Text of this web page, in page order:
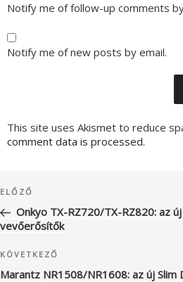
Notify me of follow-up comments
Notify me of new posts by email.
This site uses Akismet to reduce
comment data is processed.
navigáció
Korábbi
bejegyzés
ELŐZŐ
Onkyo TX-RZ720/TX-RZ820: az
vevőerősítők
Következő
bejegyzés
KÖVETKEZŐ
Marantz NR1508/NR1608: az új Slim